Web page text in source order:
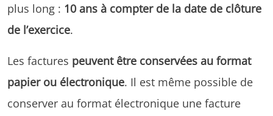
plus long : 10 ans à compter de la date de clôture
de l’exercice.
Les factures peuvent être conservées au format
papier ou électronique. Il est même possible de
conserver au format électronique une facture